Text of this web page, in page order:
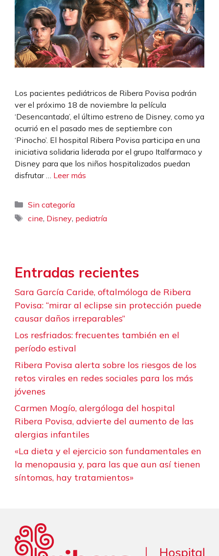
Los pacientes pediátricos de Ribera Povisa podrán
ver el próximo 18 de noviembre la película
‘Desencantada’, el último estreno de Disney, como ya
ocurrió en el pasado mes de septiembre con
‘Pinocho’. El hospital Ribera Povisa participa en una
iniciativa solidaria liderada por el grupo Italfarmaco y
Disney para que los niños hospitalizados puedan
disfrutar … Leer más
Categorías
Sin categoría
Etiquetas
cine, Disney, pediatría
Entradas recientes
Sara García Caride, oftalmóloga de Ribera
Povisa: “mirar al eclipse sin protección puede
causar daños irreparables”
Los resfriados: frecuentes también en el
período estival
Ribera Povisa alerta sobre los riesgos de los
retos virales en redes sociales para los más
jóvenes
Carmen Mogío, alergóloga del hospital
Ribera Povisa, advierte del aumento de las
alergias infantiles
«La dieta y el ejercicio son fundamentales en
la menopausia y, para las que aun así tienen
síntomas, hay tratamientos»